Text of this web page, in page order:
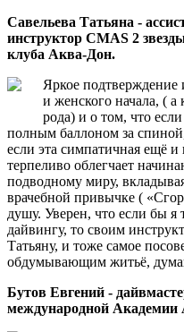
Савельева Татьяна -
инструктор CMAS 2
клуба Аква-Дон.
Яркое подтверждение
и женского начала, ( а
рода) и о том, что
полным баллоном за
если эта симпатичная ещё
терпеливо облегчает
подводному миру,
врачебной привычке (
душу. Уверен, что если бы я
дайвингу, то своим
Татьяну, и тоже самое
обдумывающим житьё,
Бутов Евгений -
международной Академии